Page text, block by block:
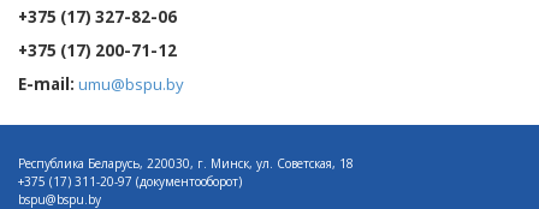
+375 (17) 327-82-06
+375 (17) 200-71-12
E-mail: umu@bspu.by
Республика Беларусь, 220030, г. Минск, ул. Советская, 18
+375 (17) 311-20-97 (документооборот)
bspu@bspu.by